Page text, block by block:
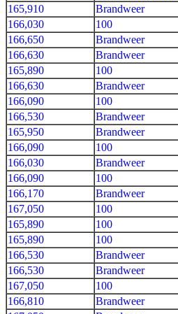
165,910
Brandweer
166,030
100
166,650
Brandweer
166,630
Brandweer
165,890
100
166,630
Brandweer
166,090
100
166,530
Brandweer
165,950
Brandweer
166,090
100
166,030
Brandweer
166,090
100
166,170
Brandweer
167,050
100
165,890
100
165,890
100
166,530
Brandweer
166,530
Brandweer
167,050
100
166,810
Brandweer